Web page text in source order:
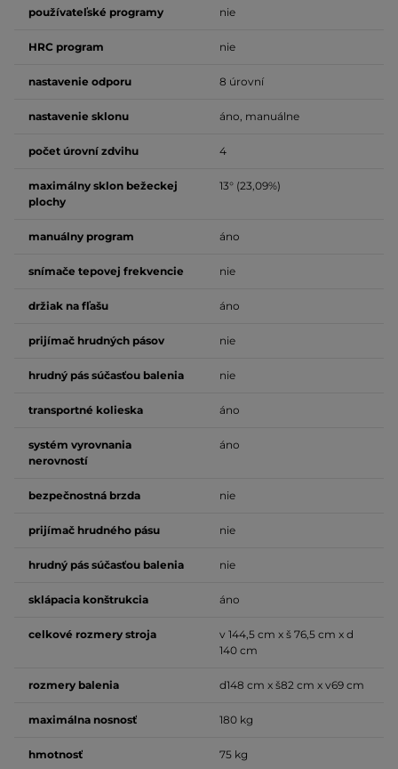
používateľské programy nie
HRC program nie
nastavenie odporu 8 úrovní
nastavenie sklonu áno, manuálne
počet úrovní zdvihu 4
maximálny sklon bežeckej
plochy
13° (23,09%)
manuálny program áno
snímače tepovej frekvencie nie
držiak na fľašu áno
prijímač hrudných pásov nie
hrudný pás súčasťou balenia nie
transportné kolieska áno
systém vyrovnania
nerovností
áno
bezpečnostná brzda nie
prijímač hrudného pásu nie
hrudný pás súčasťou balenia nie
sklápacia konštrukcia áno
celkové rozmery stroja
v 144,5 cm x š 76,5 cm x d
140 cm
rozmery balenia d148 cm x š82 cm x v69 cm
maximálna nosnosť 180 kg
hmotnosť 75 kg